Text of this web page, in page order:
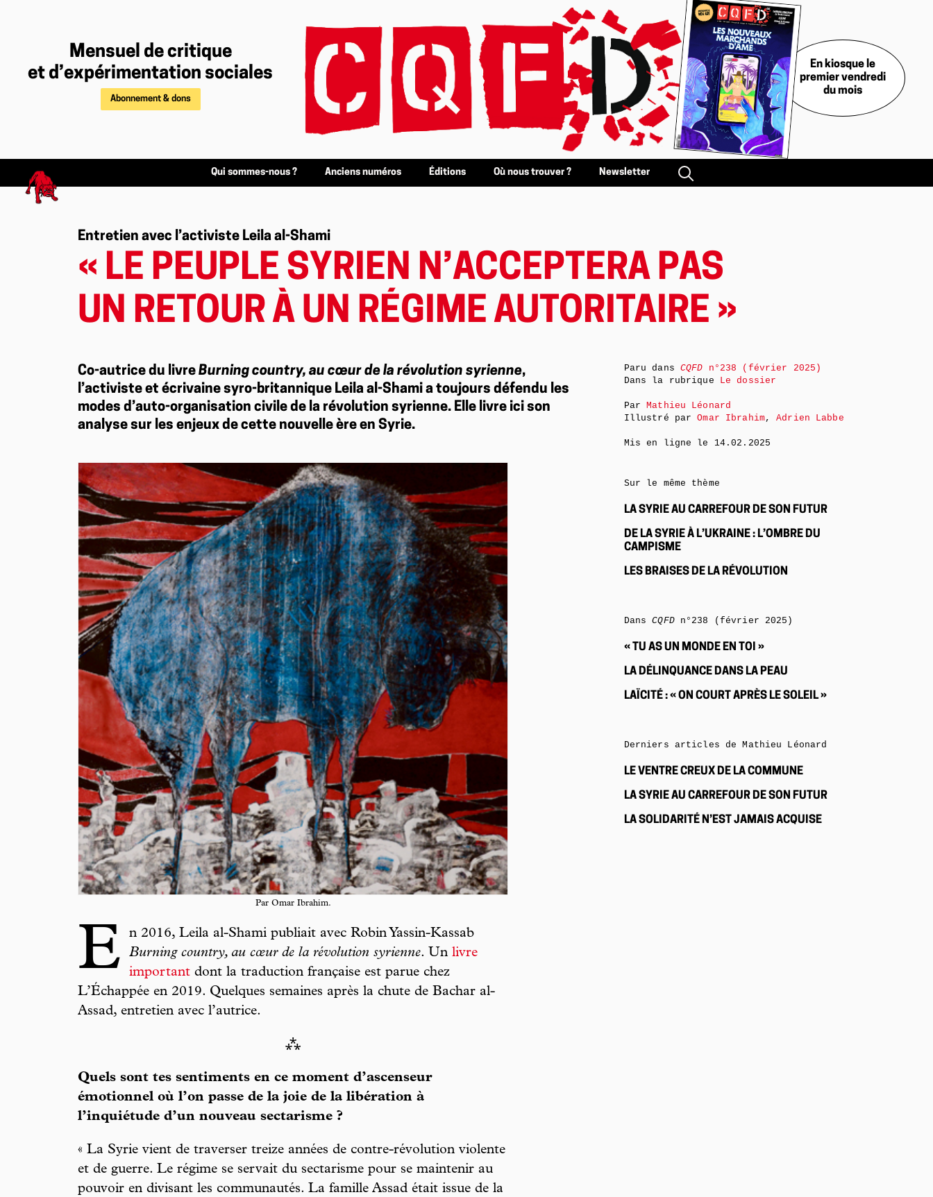
Mensuel de critique
et d’expérimentation sociales
Abonnement & dons
En kiosque le
premier vendredi
du mois
Qui sommes-nous ? Anciens numéros Éditions Où nous trouver ? Newsletter
Entretien avec l’activiste Leila al-Shami
« LE PEUPLE SYRIEN N’ACCEPTERA PAS
UN RETOUR À UN RÉGIME AUTORITAIRE »
Co-autrice du livre Burning country, au cœur de la révolution syrienne,
l’activiste et écrivaine syro-britannique Leila al-Shami a toujours défendu les
modes d’auto-organisation civile de la révolution syrienne. Elle livre ici son
analyse sur les enjeux de cette nouvelle ère en Syrie.
Par Omar Ibrahim.
E
n 2016, Leila al-Shami publiait avec Robin Yassin-Kassab
Burning country, au cœur de la révolution syrienne. Un livre
important dont la traduction française est parue chez
L’Échappée en 2019. Quelques semaines après la chute de Bachar al-
Assad, entretien avec l’autrice.
⁂
Quels sont tes sentiments en ce moment d’ascenseur
émotionnel où l’on passe de la joie de la libération à
l’inquiétude d’un nouveau sectarisme ?
« La Syrie vient de traverser treize années de contre-révolution violente
et de guerre. Le régime se servait du sectarisme pour se maintenir au
pouvoir en divisant les communautés. La famille Assad était issue de la
Paru dans CQFD n°238 (février 2025)
Dans la rubrique Le dossier
ParMathieu Léonard
Illustré parOmar Ibrahim,Adrien Labbe
Mis en ligne le 14.02.2025
Sur le même thème
LA SYRIE AU CARREFOUR DE SON FUTUR
DE LA SYRIE À L’UKRAINE : L’OMBRE DU
CAMPISME
LES BRAISES DE LA RÉVOLUTION
DansCQFDn°238 (février 2025)
« TU AS UN MONDE EN TOI »
LA DÉLINQUANCE DANS LA PEAU
LAÏCITÉ : « ON COURT APRÈS LE SOLEIL »
Derniers articles de Mathieu Léonard
LE VENTRE CREUX DE LA COMMUNE
LA SYRIE AU CARREFOUR DE SON FUTUR
LA SOLIDARITÉ N’EST JAMAIS ACQUISE